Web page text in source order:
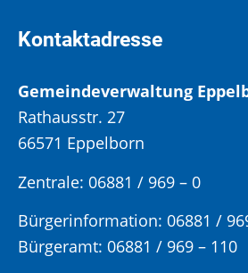
Kontaktadresse
Gemeindeverwaltung
Rathausstr. 27
66571 Eppelborn
Zentrale: 06881 / 969 – 0
Bürgerinformation: 06881 /
Bürgeramt: 06881 / 969 – 110